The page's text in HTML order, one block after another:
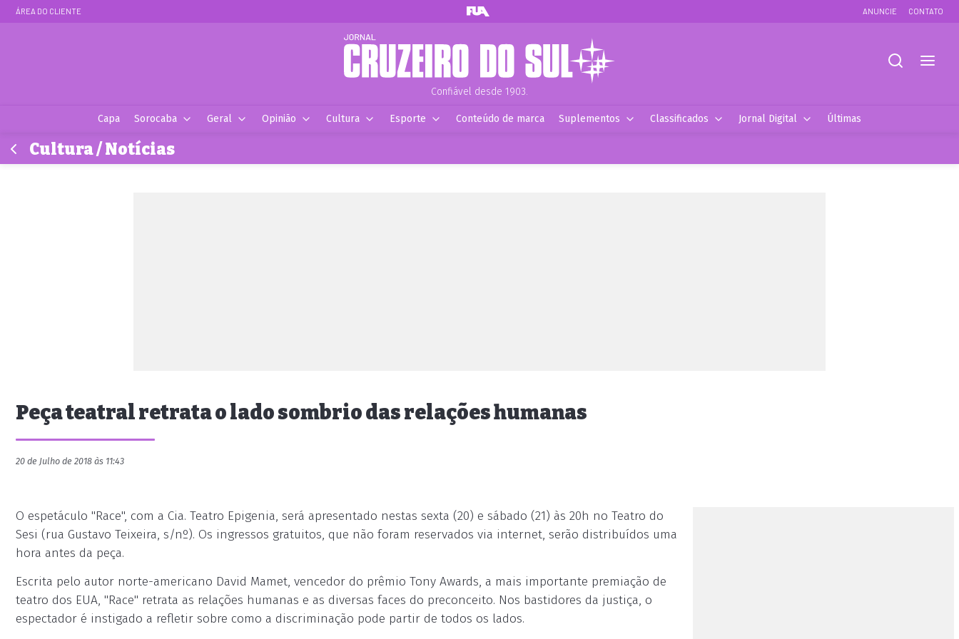
ÁREA DO CLIENTE ANUNCIE CONTATO
Confiável desde 1903.
Capa Sorocaba Geral Opinião Cultura Esporte Conteúdo de marca Suplementos Classificados Jornal Digital Últimas
Cultura / Notícias
Peça teatral retrata o lado sombrio das relações humanas
20 de Julho de 2018 às 11:43
O espetáculo "Race", com a Cia. Teatro Epigenia, será apresentado nestas sexta (20) e sábado (21) às 20h no Teatro do
Sesi (rua Gustavo Teixeira, s/nº). Os ingressos gratuitos, que não foram reservados via internet, serão distribuídos uma
hora antes da peça.
Escrita pelo autor norte-americano David Mamet, vencedor do prêmio Tony Awards, a mais importante premiação de
teatro dos EUA, "Race" retrata as relações humanas e as diversas faces do preconceito. Nos bastidores da justiça, o
espectador é instigado a refletir sobre como a discriminação pode partir de todos os lados.